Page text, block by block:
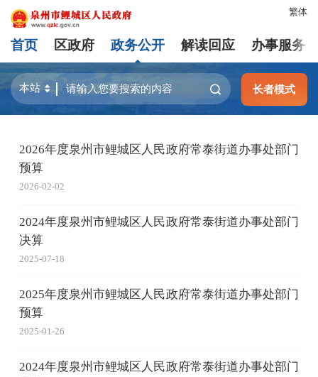
繁体
首页 区政府 政务公开 解读回应 办事服务
长者模式
2026年度泉州市鲤城区人民政府常泰街道办事处部门
预算
2026-02-02
2024年度泉州市鲤城区人民政府常泰街道办事处部门
决算
2025-07-18
2025年度泉州市鲤城区人民政府常泰街道办事处部门
预算
2025-01-26
2024年度泉州市鲤城区人民政府常泰街道办事处部门